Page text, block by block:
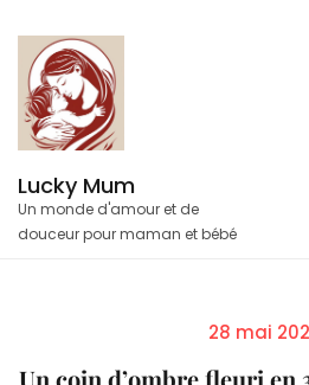
content
Lucky Mum
Un monde d'amour et de
douceur pour maman et bébé
28 mai
Un coin d’ombre fleuri en